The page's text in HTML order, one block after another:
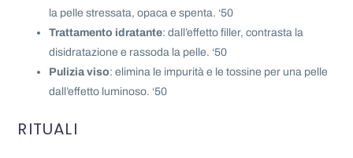
la pelle stressata, opaca e spenta. ‘50
Trattamento idratante: dall’effetto filler, contrasta la
disidratazione e rassoda la pelle. ‘50
Pulizia viso: elimina le impurità e le tossine per una pelle
dall’effetto luminoso. ‘50
RITUALI